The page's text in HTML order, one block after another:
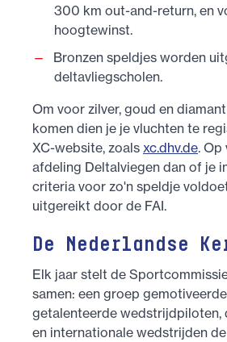
300 km out-and-return, en
hoogtewinst.
Bronzen speldjes worden
deltavliegscholen.
Om voor zilver, goud en
komen dien je je vluchten te
XC-website, zoals xc.dhv.de.
afdeling Deltalviegen dan of je
criteria voor zo'n speldje
uitgereikt door de FAI.
De Nederlandse
Elk jaar stelt de
samen: een groep
getalenteerde wedstrijdpiloten,
en internationale wedstrijden